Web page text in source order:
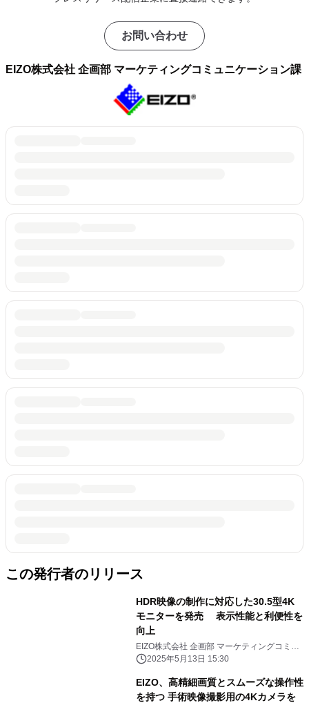
お問い合わせ
EIZO株式会社 企画部 マーケティングコミュニケーション課
この発行者のリリース
HDR映像の制作に対応した30.5型4K
モニターを発売 表示性能と利便性を
向上
EIZO株式会社 企画部 マーケティングコミュ
ニケーション課
2025年5月13日 15:30
EIZO、高精細画質とスムーズな操作性
を持つ 手術映像撮影用の4Kカメラを